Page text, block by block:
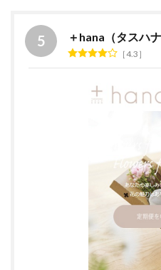
＋hana（タスハナ
4.3